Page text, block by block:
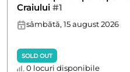
Craiului #1
sâmbătă, 15 august 2026
SOLD OUT
0 locuri disponibile